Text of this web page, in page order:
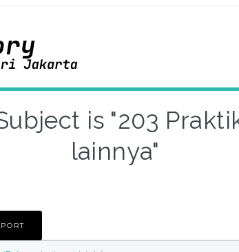
is "203
lainnya"